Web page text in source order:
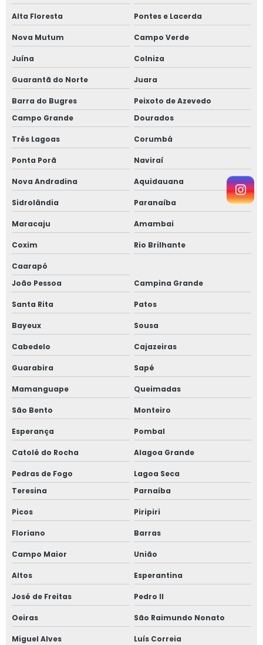
Alta Floresta Pontes e Lacerda
Nova Mutum Campo Verde
Juína Colniza
Guarantã do Norte Juara
Barra do Bugres
Peixoto de Azevedo
Campo Grande
Dourados
Três Lagoas Corumbá
Ponta Porã Naviraí
Nova Andradina Aquidauana
Sidrolândia Paranaíba
Maracaju Amambai
Coxim Rio Brilhante
Caarapó
João Pessoa
Campina Grande
Santa Rita Patos
Bayeux Sousa
Cabedelo Cajazeiras
Guarabira Sapé
Mamanguape Queimadas
São Bento Monteiro
Esperança Pombal
Catolé do Rocha Alagoa Grande
Pedras de Fogo
Lagoa Seca
Teresina
Parnaíba
Picos Piripiri
Floriano Barras
Campo Maior União
Altos Esperantina
José de Freitas Pedro II
Oeiras São Raimundo Nonato
Miguel Alves Luís Correia